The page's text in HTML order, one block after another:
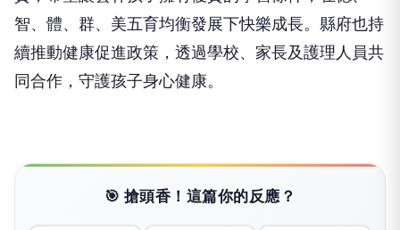
智、體、群、美五育均衡發展下快樂成長。縣府也持
續推動健康促進政策，透過學校、家長及護理人員共
同合作，守護孩子身心健康。
🎯 搶頭香！這篇你的反應？